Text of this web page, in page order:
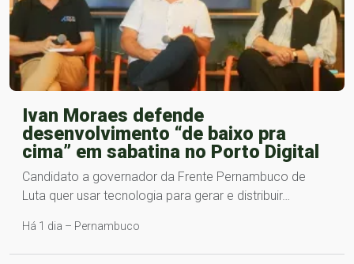
Ivan Moraes defende
desenvolvimento “de baixo pra
cima” em sabatina no Porto Digital
Candidato a governador da Frente Pernambuco de
Luta quer usar tecnologia para gerar e distribuir…
Há 1 dia – Pernambuco